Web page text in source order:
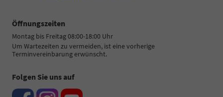
Öffnungszeiten
Montag bis Freitag 08:00-18:00 Uhr
Um Wartezeiten zu vermeiden, ist eine vorherige
Terminvereinbarung erwünscht.
Folgen Sie uns auf